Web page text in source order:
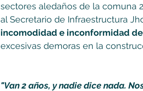
sectores aledaños de la comuna
al Secretario de Infraestructura
incomodidad e inconformidad
excesivas demoras en la
"Van 2 años, y nadie dice nada.